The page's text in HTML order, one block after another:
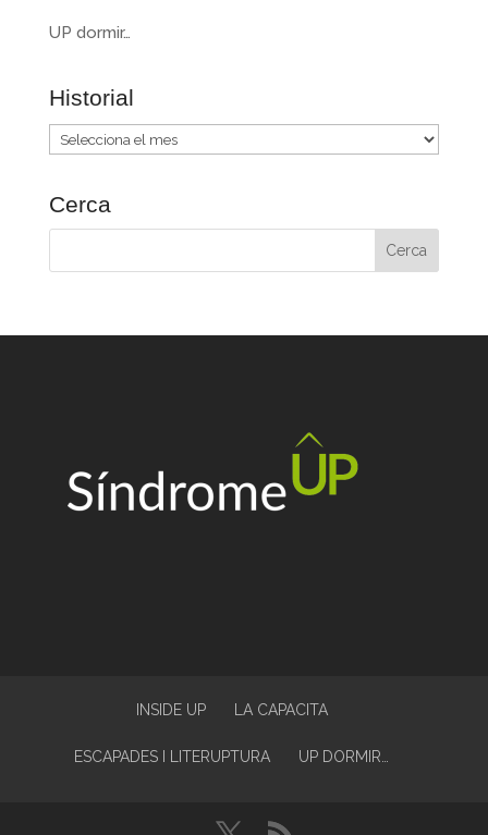
UP dormir…
Historial
Historial
Cerca
INSIDE UP LA CAPACITA
ESCAPADES I LITERUPTURA UP DORMIR…